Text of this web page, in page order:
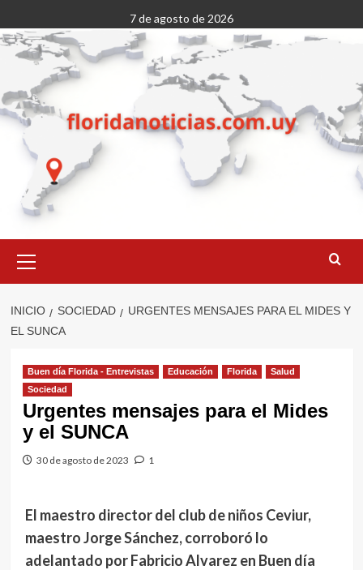
al
contenido
7 de agosto de 2026
primario
INICIO SOCIEDAD
URGENTES MENSAJES PARA EL MIDES Y
EL SUNCA
Buen día Florida - Entrevistas Educación Florida
Salud
Sociedad
Urgentes mensajes para el Mides
y el SUNCA
30 de agosto de 2023 1
El maestro director del club de niños Ceviur,
maestro Jorge Sánchez, corroboró lo
adelantado por Fabricio Alvarez en Buen día